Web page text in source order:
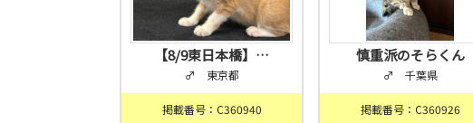
【8/9東日本橋】…
♂ 東京都
掲載番号：C360940
慎重派のそらくん
♂ 千葉県
掲載番号：C360926